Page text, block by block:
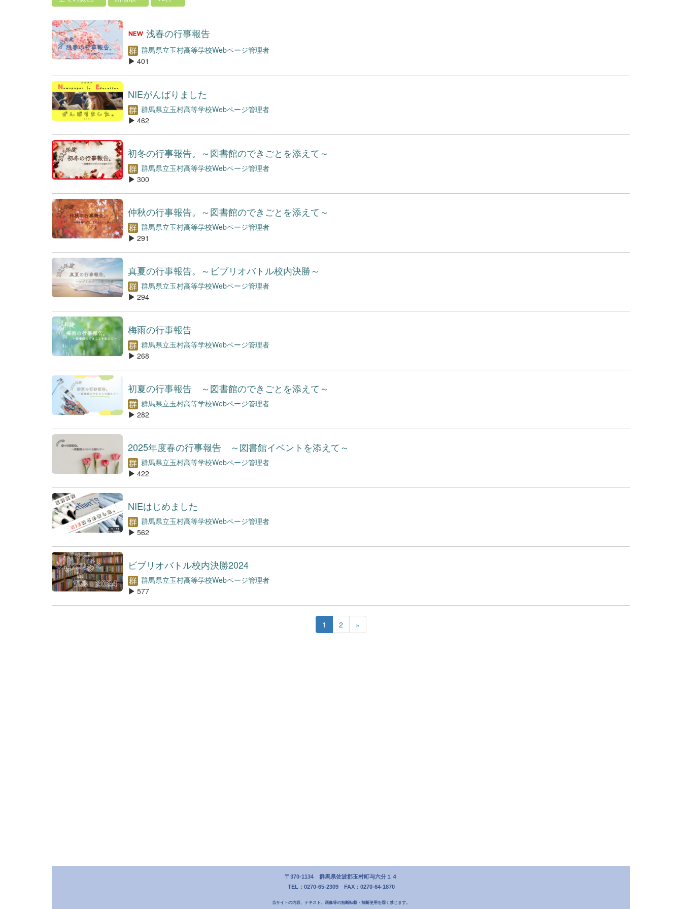
浅春の行事報告
群馬県立玉村高等学校Webページ管理者
401
NIEがんばりました
群馬県立玉村高等学校Webページ管理者
462
初冬の行事報告。～図書館のできごとを添えて～
群馬県立玉村高等学校Webページ管理者
300
仲秋の行事報告。～図書館のできごとを添えて～
群馬県立玉村高等学校Webページ管理者
291
真夏の行事報告。～ビブリオバトル校内決勝～
群馬県立玉村高等学校Webページ管理者
294
梅雨の行事報告
群馬県立玉村高等学校Webページ管理者
268
初夏の行事報告 ～図書館のできごとを添えて～
群馬県立玉村高等学校Webページ管理者
282
2025年度春の行事報告 ～図書館イベントを添えて～
群馬県立玉村高等学校Webページ管理者
422
NIEはじめました
群馬県立玉村高等学校Webページ管理者
562
ビブリオバトル校内決勝2024
群馬県立玉村高等学校Webページ管理者
577
1 2 »
〒370-1134 群馬県佐波郡玉村町与六分１４
TEL：0270-65-2309 FAX：0270-64-1870
当サイトの内容、テキスト、画像等の無断転載・無断使用を固く禁じます。